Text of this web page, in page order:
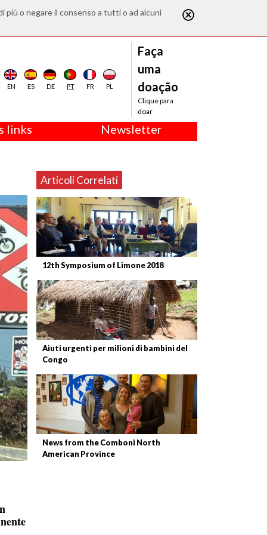
più o negare il consenso a tutti o ad alcuni
EN ES DE PT FR PL
Faça
uma
doação
Clique para
doar
links Newsletter
Articoli Correlati
12th Symposium of Limone 2018
Aiuti urgenti per milioni di bambini del
Congo
News from the Comboni North
American Province